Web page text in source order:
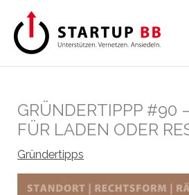
Inhalt
springen
GRÜNDERTIPPP #90
FÜR LADEN ODER
Gründertipps